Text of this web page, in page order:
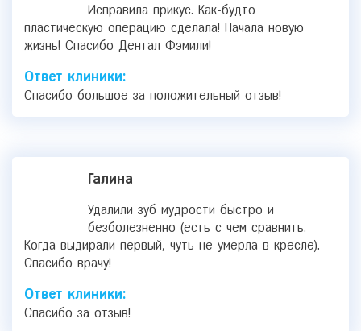
Исправила прикус. Как-будто
пластическую операцию сделала! Начала новую
жизнь! Спасибо Дентал Фэмили!
Ответ клиники:
Спасибо большое за положительный отзыв!
Галина
Удалили зуб мудрости быстро и
безболезненно (есть с чем сравнить.
Когда выдирали первый, чуть не умерла в кресле).
Спасибо врачу!
Ответ клиники:
Спасибо за отзыв!